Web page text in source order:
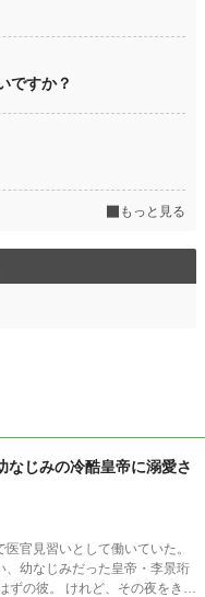
ですか？
もっと見る
なじみの冷酷皇帝に溺愛さ
官見習いとして働いていた。
、幼なじみだった皇帝・李景珩